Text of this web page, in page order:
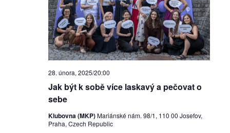
Jak být k sobě více laskavý a pečovat o
sebe
28. února, 2025/20:00
Klubovna (MKP)Mariánské nám. 98/1, 110 00 Josefov,
Praha, Czech Republic